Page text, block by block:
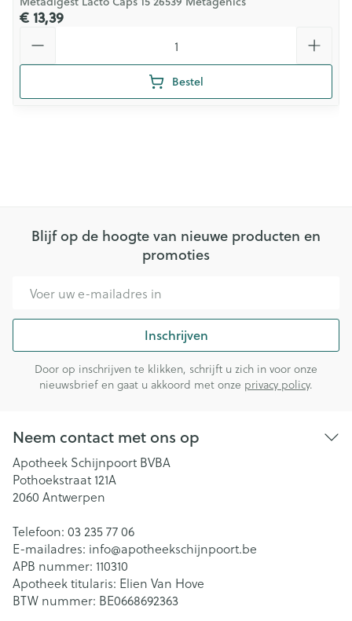
€ 13,39
Bestel
Blijf op de hoogte van nieuwe producten en
promoties
Inschrijven
Door op inschrijven te klikken, schrijft u zich in voor onze
nieuwsbrief en gaat u akkoord met onze privacy policy.
Neem contact met ons op
Apotheek Schijnpoort BVBA
Pothoekstraat 121A
2060 Antwerpen
Telefoon: 03 235 77 06
E-mailadres: info@apotheekschijnpoort.be
APB nummer: 110310
Apotheek titularis: Elien Van Hove
BTW nummer: BE0668692363